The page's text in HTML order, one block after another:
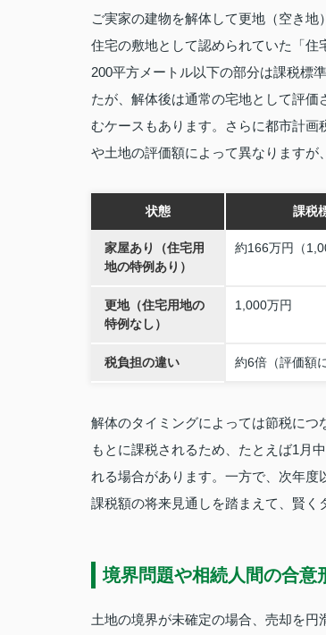
ご実家の建物を解体して更地（空き
住宅の敷地として認められていた「
200平方メートル以下の部分は課税標
たが、解体後は通常の宅地として評
むケースもあります。さらに都市計
や土地の評価額によって異なりますが
状態 課税
家屋あり（住宅用
地の特例あり）
約166万円（
更地（住宅用地の
特例なし）
1,000万円
税負担の違い 約6倍（評価額
解体のタイミングによっては節税に
もとに課税されるため、たとえば1月
れる場合があります。一方で、次年
課税額の将来見通しを踏まえて、賢く
境界問題や相続人間の合意
土地の境界が未確定の場合、売却を